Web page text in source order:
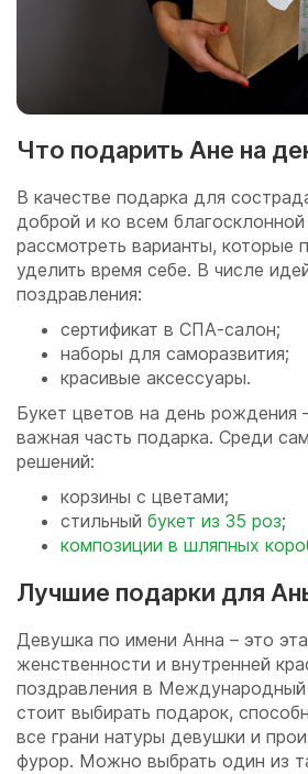
Что подарить Ане на
В качестве подарка для
доброй и ко всем
рассмотреть варианты, которые
уделить время себе. В числе
поздравления:
сертификат в СПА-салон;
наборы для саморазвития;
красивые аксессуары.
Букет цветов на день рождения
важная часть подарка. Среди
решений:
корзины с цветами;
стильный букет из 35 роз;
композиции в шляпных
Лучшие подарки для
Девушка по имени Анна – это
женственности и внутренней
поздравления в
стоит выбирать подарок,
все грани натуры девушки и
фурор. Можно выбрать один из